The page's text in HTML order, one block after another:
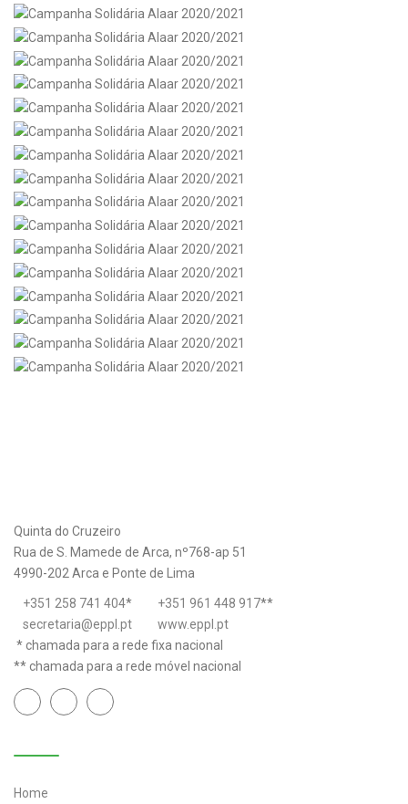
Quinta do Cruzeiro
Rua de S. Mamede de Arca, nº768-ap 51
4990-202 Arca e Ponte de Lima
+351 258 741 404* +351 961 448 917**
secretaria@eppl.pt
www.eppl.pt
* chamada para a rede fixa nacional
** chamada para a rede móvel nacional
Home